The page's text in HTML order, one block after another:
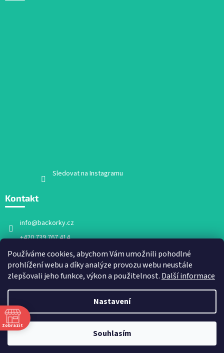
Používáme cookies, abychom Vám umožnili pohodlné
prohlížení webu a díky analýze provozu webu neustále
zlepšovali jeho funkce, výkon a použitelnost. Další informace
Nastavení
Souhlasím
Sledovat na Instagramu
Kontakt
info@backorky.cz
+420 739 767 414
Facebook
backorky.cz
Vytvořil Shoptet
Bačkorky.cz. Všechna práva vyhrazena.
Zobrazit